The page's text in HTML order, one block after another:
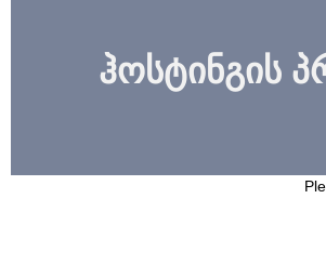
ჰოსტინგის